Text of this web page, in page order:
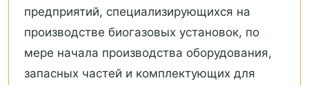
предприятий, специализирующихся на
производстве биогазовых установок, по
мере начала производства оборудования,
запасных частей и комплектующих для